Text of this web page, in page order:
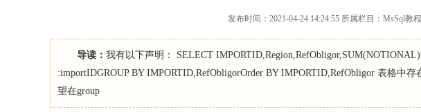
发布时间：2021-04-24 14:24:55 所属栏目：MsSql教
导读： 我有以下声明： SELECT
:importIDGROUP BY IMPORTID,RefObligorOrder BY IMPORTID,RefObligor 表格中
望在group